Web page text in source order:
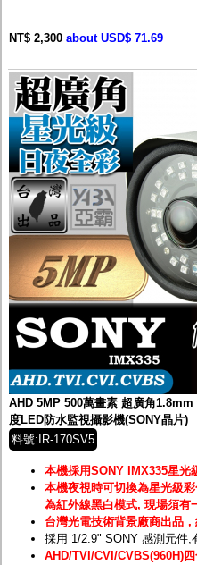
NT$ 2,300 about USD$ 71.69
AHD 5MP 500萬畫素 超廣角
度LED防水監視攝影機(SONY晶片)
料號:IR-170SV5
本機採用SONY IMX335星光
本機夜視時可切換為星光級
為紅外線黑白模式, 現場須有
台灣光電技術背景廠商出品
採用 1/2.9" SONY 感測元件,
AHD/TVI/CVI/CVBS(960H)四